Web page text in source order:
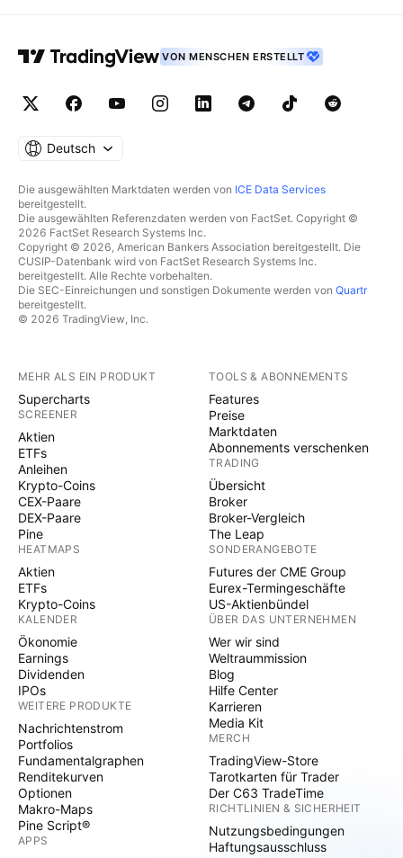
VON MENSCHEN ERSTELLT
Deutsch
Die ausgewählten Marktdaten werden von ICE Data Services
bereitgestellt.
Die ausgewählten Referenzdaten werden von FactSet. Copyright ©
2026 FactSet Research Systems Inc.
Copyright © 2026, American Bankers Association bereitgestellt. Die
CUSIP-Datenbank wird von FactSet Research Systems Inc.
bereitgestellt. Alle Rechte vorbehalten.
Die SEC-Einreichungen und sonstigen Dokumente werden von Quartr
bereitgestellt.
© 2026 TradingView, Inc.
MEHR ALS EIN PRODUKT
Supercharts
SCREENER
Aktien
ETFs
Anleihen
Krypto-Coins
CEX-Paare
DEX-Paare
Pine
HEATMAPS
Aktien
ETFs
Krypto-Coins
KALENDER
Ökonomie
Earnings
Dividenden
IPOs
WEITERE PRODUKTE
Nachrichtenstrom
Portfolios
Fundamentalgraphen
Renditekurven
Optionen
Makro-Maps
Pine Script®
APPS
TOOLS & ABONNEMENTS
Features
Preise
Marktdaten
Abonnements verschenken
TRADING
Übersicht
Broker
Broker-Vergleich
The Leap
SONDERANGEBOTE
Futures der CME Group
Eurex-Termingeschäfte
US-Aktienbündel
ÜBER DAS UNTERNEHMEN
Wer wir sind
Weltraummission
Blog
Hilfe Center
Karrieren
Media Kit
MERCH
TradingView-Store
Tarotkarten für Trader
Der C63 TradeTime
RICHTLINIEN & SICHERHEIT
Nutzungsbedingungen
Haftungsausschluss